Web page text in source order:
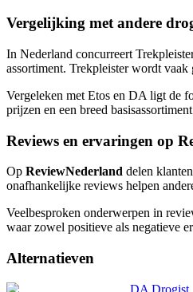
Vergelijking met andere
In Nederland concurreert
assortiment. Trekpleister wordt
Vergeleken met Etos en DA ligt de
prijzen en een breed
Reviews en ervaringen op
Op ReviewNederland delen
onafhankelijke reviews helpen
Veelbesproken onderwerpen in
waar zowel positieve als negatieve
Alternatieven
DA Drogist